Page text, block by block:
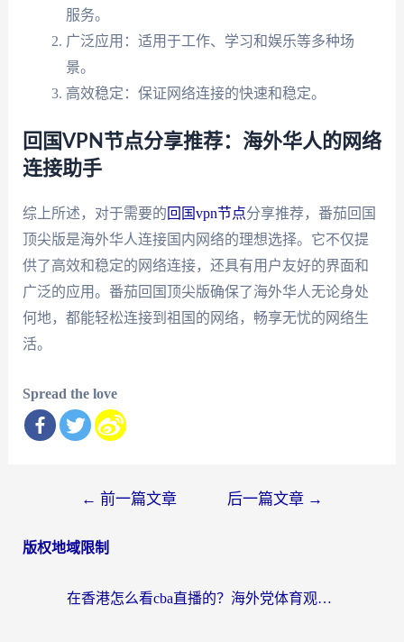
服务。
广泛应用：适用于工作、学习和娱乐等多种场
景。
高效稳定：保证网络连接的快速和稳定。
回国VPN节点分享推荐：海外华人的网络
连接助手
综上所述，对于需要的回国vpn节点分享推荐，番茄回国
顶尖版是海外华人连接国内网络的理想选择。它不仅提
供了高效和稳定的网络连接，还具有用户友好的界面和
广泛的应用。番茄回国顶尖版确保了海外华人无论身处
何地，都能轻松连接到祖国的网络，畅享无忧的网络生
活。
Spread the love
导
← 前一篇文章 后一篇文章 →
版权地域限制
在香港怎么看cba直播的？海外党体育观赛终极指南：告别版权限制，畅享中文解说